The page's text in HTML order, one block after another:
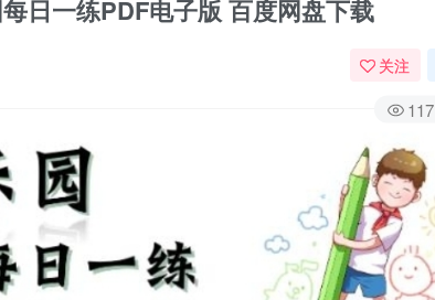
日一练PDF电子版 百度网盘下载
关注
117